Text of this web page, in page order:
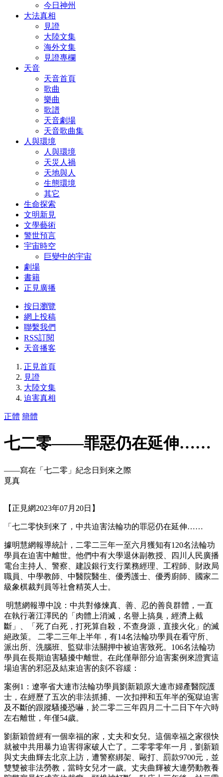
今日神州
大法真相
見證
大陸文集
海外文集
見證專欄
天音
天音首頁
歌曲
樂曲
歌譜
天音劇場
天音歌曲集
人與環境
人與環境
天災人禍
天地與人
生態環境
其它
生命探索
文明新見
文學藝術
警世預言
宇宙時空
巨變中的宇宙
劇場
書籍
正見廣播
按日瀏覽
網上投稿
聯繫我們
RSS訂閱
天音播客
正見首頁
見證
大陸文集
迫害真相
正體 簡體
七二零——罪惡仍在延伸……
——寫在「七二零」紀念日到來之際
覓真
【正見網2023年07月20日】
「七二零快到來了，中共迫害法輪功的罪惡仍在延伸……
據明慧網報導統計，二零二三年一至六月獲知有120名法輪功
學員在迫害中離世。他們中有大學退休副教授、四川人民廣播
電台主持人、警察、建設銀行支行業務經理、工程師、財政局
職員、中學教師、中醫院醫生、優秀護士、優秀廚師、國家二
級象棋裁判員等社會精英人士。
明慧網報導中說：中共對修煉真、善、忍的善良群體，一直
在執行著江澤民的「肉體上消滅，名譽上搞臭，經濟上截
斷」、「死了白死，打死算自殺，不查身源，直接火化」的滅
絕政策。 二零二三年上半年，有14名法輪功學員在看守所、
派出所、洗腦班、監獄非法關押中被迫害致死。106名法輪功
學員在長期迫害騷擾中離世。在此僅舉部分迫害案例來證實這
場迫害的邪惡及結束迫害的刻不容緩：
案例1：遼寧省大連市法輪功學員劉新穎原大連市婦產醫院護
士，在經歷了五次的非法抓捕、一次扣押和五年半的冤獄迫害
及不斷的跟蹤騷擾恐嚇，於二零二三年四月二十二日下午六時
左右離世，年僅54歲。
劉新穎曾經有一個幸福的家，丈夫和女兒。這個幸福之家很快
就被中共用暴力迫害得家破人亡了。二零零零年一月，劉新穎
與丈夫曲輝去北京上訪，遭警察綁架、毆打、罰款9700元，並
雙雙被非法勞教，當時女兒才一歲。丈夫曲輝被大連勞動教養